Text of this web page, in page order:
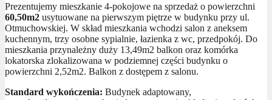
Prezentujemy mieszkanie 4-pokojowe na sprzedaż o powierzchni
60,50m2 usytuowane na pierwszym piętrze w budynku przy ul.
Otmuchowskiej. W skład mieszkania wchodzi salon z aneksem
kuchennym, trzy osobne sypialnie, łazienka z wc, przedpokój. Do
mieszkania przynależny duży 13,49m2 balkon oraz komórka
lokatorska zlokalizowana w podziemnej części budynku o
powierzchni 2,52m2. Balkon z dostępem z salonu.
Standard wykończenia: Budynek adaptowany,